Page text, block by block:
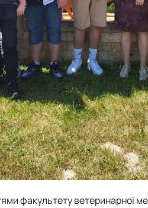
факультету ветеринарної